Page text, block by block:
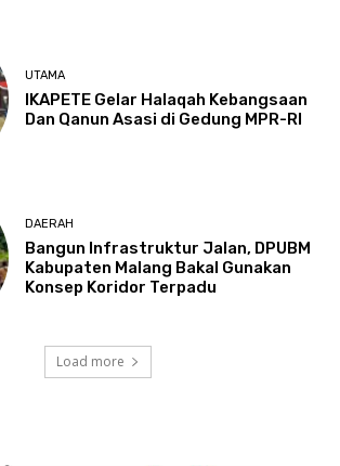
UTAMA
IKAPETE Gelar Halaqah Kebangsaan
Dan Qanun Asasi di Gedung MPR-RI
DAERAH
Bangun Infrastruktur Jalan, DPUBM
Kabupaten Malang Bakal Gunakan
Konsep Koridor Terpadu
Load more